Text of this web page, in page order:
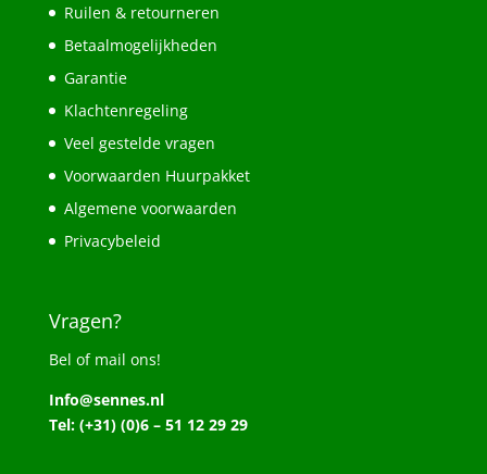
Ruilen & retourneren
Betaalmogelijkheden
Garantie
Klachtenregeling
Veel gestelde vragen
Voorwaarden Huurpakket
Algemene voorwaarden
Privacybeleid
Vragen?
Bel of mail ons!
Info@sennes.nl
Tel: (+31) (0)6 – 51 12 29 29